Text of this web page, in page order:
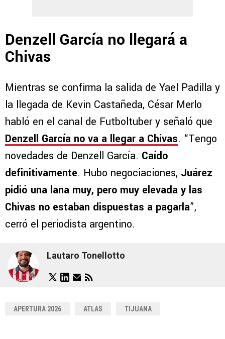
Denzell García no llegará a
Chivas
Mientras se confirma la salida de Yael Padilla y
la llegada de Kevin Castañeda, César Merlo
habló en el canal de Futboltuber y señaló que
Denzell García no va a llegar a Chivas. “Tengo
novedades de Denzell García. Caído
definitivamente. Hubo negociaciones, Juárez
pidió una lana muy, pero muy elevada y las
Chivas no estaban dispuestas a pagarla”,
cerró el periodista argentino.
Lautaro Tonellotto
APERTURA 2026 ATLAS TIJUANA